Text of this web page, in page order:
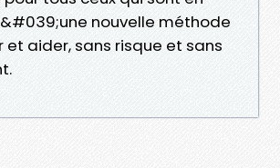
nouvelle méthode
et aider, sans risque et sans